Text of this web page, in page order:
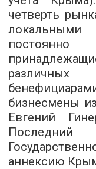
четверть
различных
бизнесмены
Евгений
Последний
аннексию